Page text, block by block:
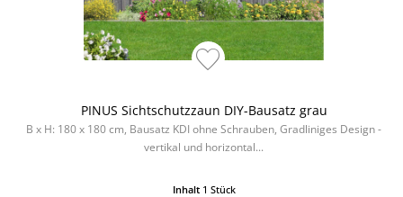
PINUS Sichtschutzzaun DIY-Bausatz grau
B x H: 180 x 180 cm, Bausatz KDI ohne Schrauben, Gradliniges Design -
vertikal und horizontal...
Inhalt 1 Stück